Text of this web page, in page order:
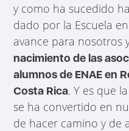
y como ha sucedido
dado por la Escuela
avance para nosotros
nacimiento de las
alumnos de ENAE en
Costa Rica. Y es que
se ha convertido en
de hacer camino y de